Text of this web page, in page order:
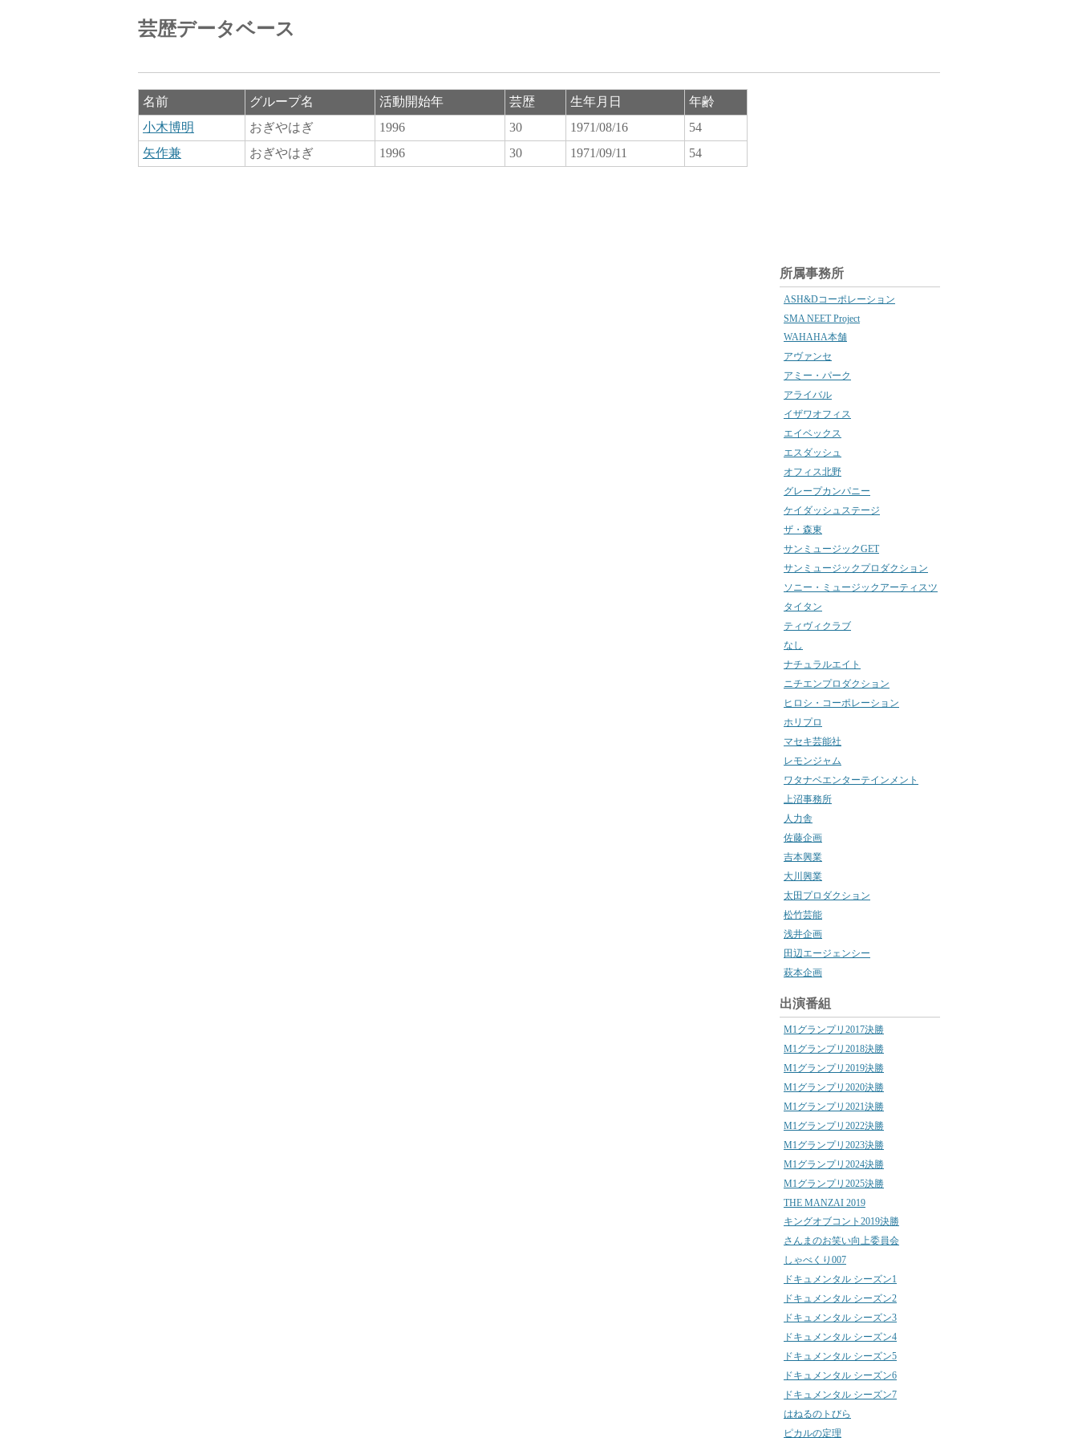
芸歴データベース
名前 グループ名 活動開始年 芸歴 生年月日
年齢
小木博明
おぎやはぎ 1996 30 1971/08/16
54
矢作兼
おぎやはぎ 1996 30 1971/09/11 54
所属事務所
ASH&Dコーポレーション
SMA NEET Project
WAHAHA本舗
アヴァンセ
アミー・パーク
アライバル
イザワオフィス
エイベックス
エスダッシュ
オフィス北野
グレープカンパニー
ケイダッシュステージ
ザ・森東
サンミュージックGET
サンミュージックプロダクション
ソニー・ミュージックアーティスツ
タイタン
ティヴィクラブ
なし
ナチュラルエイト
ニチエンプロダクション
ヒロシ・コーポレーション
ホリプロ
マセキ芸能社
レモンジャム
ワタナベエンターテインメント
上沼事務所
人力舎
佐藤企画
吉本興業
大川興業
太田プロダクション
松竹芸能
浅井企画
田辺エージェンシー
萩本企画
出演番組
M1グランプリ2017決勝
M1グランプリ2018決勝
M1グランプリ2019決勝
M1グランプリ2020決勝
M1グランプリ2021決勝
M1グランプリ2022決勝
M1グランプリ2023決勝
M1グランプリ2024決勝
M1グランプリ2025決勝
THE MANZAI 2019
キングオブコント2019決勝
さんまのお笑い向上委員会
しゃべくり007
ドキュメンタル シーズン1
ドキュメンタル シーズン2
ドキュメンタル シーズン3
ドキュメンタル シーズン4
ドキュメンタル シーズン5
ドキュメンタル シーズン6
ドキュメンタル シーズン7
はねるのトびら
ピカルの定理